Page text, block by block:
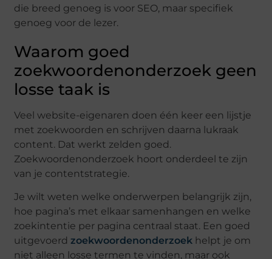
die breed genoeg is voor SEO, maar specifiek
genoeg voor de lezer.
Waarom goed
zoekwoordenonderzoek geen
losse taak is
Veel website-eigenaren doen één keer een lijstje
met zoekwoorden en schrijven daarna lukraak
content. Dat werkt zelden goed.
Zoekwoordenonderzoek hoort onderdeel te zijn
van je contentstrategie.
Je wilt weten welke onderwerpen belangrijk zijn,
hoe pagina’s met elkaar samenhangen en welke
zoekintentie per pagina centraal staat. Een goed
uitgevoerdzoekwoordenonderzoek helpt je om
niet alleen losse termen te vinden, maar ook